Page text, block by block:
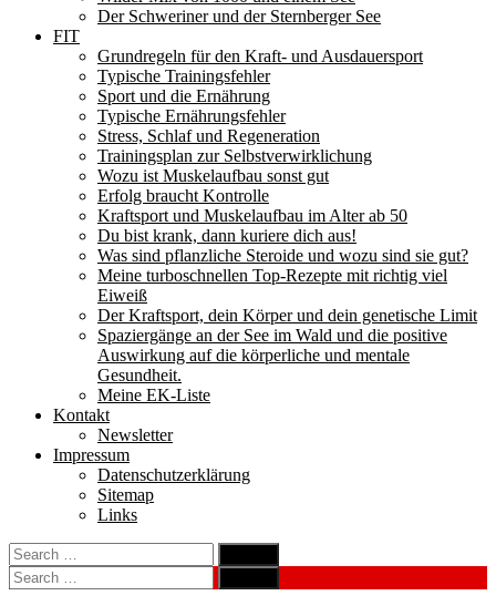
Der Schweriner und der Sternberger See
FIT
Grundregeln für den Kraft- und Ausdauersport
Typische Trainingsfehler
Sport und die Ernährung
Typische Ernährungsfehler
Stress, Schlaf und Regeneration
Trainingsplan zur Selbstverwirklichung
Wozu ist Muskelaufbau sonst gut
Erfolg braucht Kontrolle
Kraftsport und Muskelaufbau im Alter ab 50
Du bist krank, dann kuriere dich aus!
Was sind pflanzliche Steroide und wozu sind sie gut?
Meine turboschnellen Top-Rezepte mit richtig viel
Eiweiß
Der Kraftsport, dein Körper und dein genetische Limit
Spaziergänge an der See im Wald und die positive
Auswirkung auf die körperliche und mentale
Gesundheit.
Meine EK-Liste
Kontakt
Newsletter
Impressum
Datenschutzerklärung
Sitemap
Links
Search
for:
Search
Search
for:
Search